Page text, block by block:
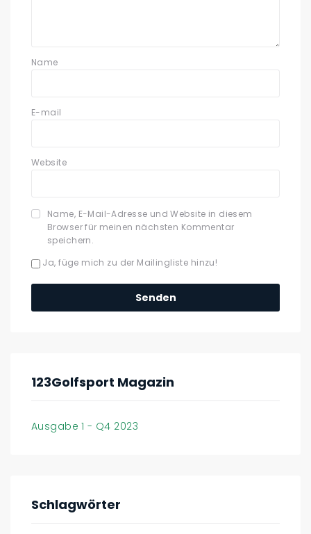
Name
E-mail
Website
Name, E-Mail-Adresse und Website in diesem
Browser für meinen nächsten Kommentar
speichern.
Ja, füge mich zu der Mailingliste hinzu!
123Golfsport Magazin
Ausgabe 1 - Q4 2023
Schlagwörter